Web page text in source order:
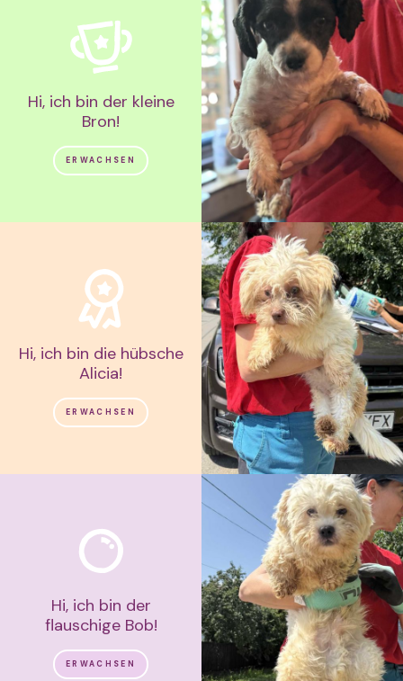
Hi, ich bin der kleine
Bron!
ERWACHSEN
Hi, ich bin die hübsche
Alicia!
ERWACHSEN
Hi, ich bin der
flauschige Bob!
ERWACHSEN